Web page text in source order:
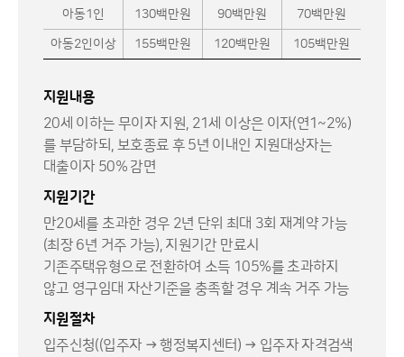
아동1인 130백만원 90백만원 70백만원
아동2인이상 155백만원 120백만원 105백만원
지원내용
20세 이하는 무이자 지원, 21세 이상은 이자(연1~2%)
를 부담하되, 보호종료 후 5년 이내인 지원대상자는
대출이자 50% 감면
지원기간
만20세를 초과한 경우 2년 단위 최대 3회 재계약 가능
(최장 6년 거주 가능), 지원기간 만료시
기존주택유형으로 전환하여 소득 105%를 초과하지
않고 영구임대 자산기준을 충족할 경우 계속 거주 가능
지원절차
입주신청((입주자 → 행정복지센터) → 입주자 자격검색